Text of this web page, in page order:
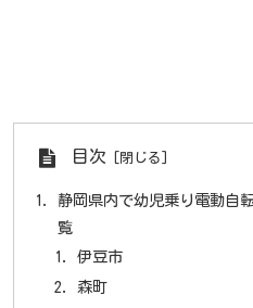
目次
静岡県内で幼児乗り電動自
覧
伊豆市
森町